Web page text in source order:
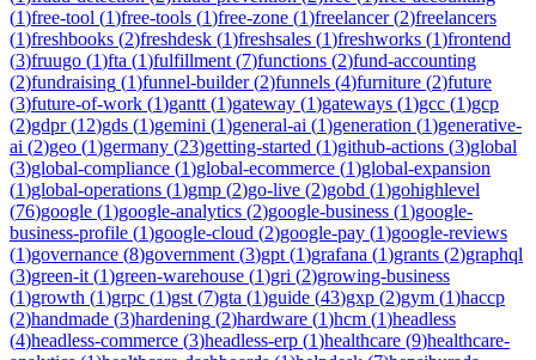
(1)free-tool (1)free-tools (1)free-zone (1)freelancer(2)freelancers
(1)freshbooks (2)freshdesk (1)freshsales (1)freshworks (1)frontend
(3)fruugo (1)fta (1)fulfillment (7)functions (2)fund-accounting
(2)fundraising (1)funnel-builder(2)funnels (4)furniture (2)future
(3)future-of-work (1)gantt (1)gateway (1)gateways (1)gcc (1)gcp
(2)gdpr(12)gds (1)gemini (1)general-ai (1)generation (1)generative-
ai (2)geo (1)germany (23)getting-started (1)github-actions (3)global
(3)global-compliance (1)global-ecommerce (1)global-expansion
(1)global-operations (1)gmp (2)go-live (2)gobd (1)gohighlevel
(76)google (1)google-analytics (2)google-business (1)google-
business-profile (1)google-cloud (2)google-pay (1)google-reviews
(1)governance (8)government (3)gpt (1)grafana (1)grants (2)graphql
(3)green-it (1)green-warehouse (1)gri (2)growing-business
(1)growth (1)grpc (1)gst (7)gta (1)guide (43)gxp (2)gym (1)haccp
(2)handmade (3)hardening (2)hardware (1)hcm (1)headless
(4)headless-commerce (3)headless-erp (1)healthcare (9)healthcare-